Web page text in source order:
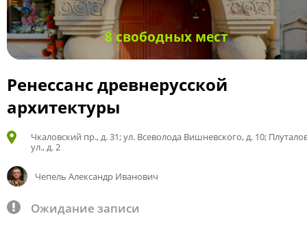
8 свободных мест
Ренессанс древнерусской
архитектуры
Чкаловский пр., д. 31; ул. Всеволода Вишневского, д. 10;
ул., д. 2
Чепель Александр Иванович
Ожидание записи